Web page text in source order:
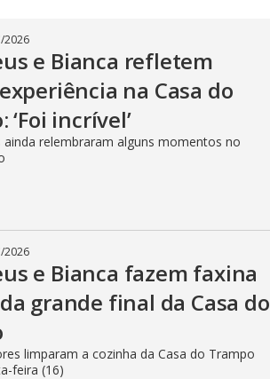
2026
e Bianca refletem
na Casa do
‘Foi incrível’
ainda relembraram alguns momentos no
2026
e Bianca fazem faxina
grande final da Casa do
limparam a cozinha da Casa do Trampo
feira (16)